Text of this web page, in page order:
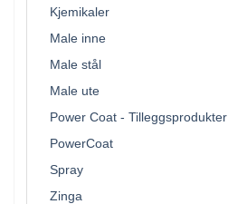
Kjemikaler
Male inne
Male stål
Male ute
Power Coat - Tilleggsprodukter
PowerCoat
Spray
Zinga